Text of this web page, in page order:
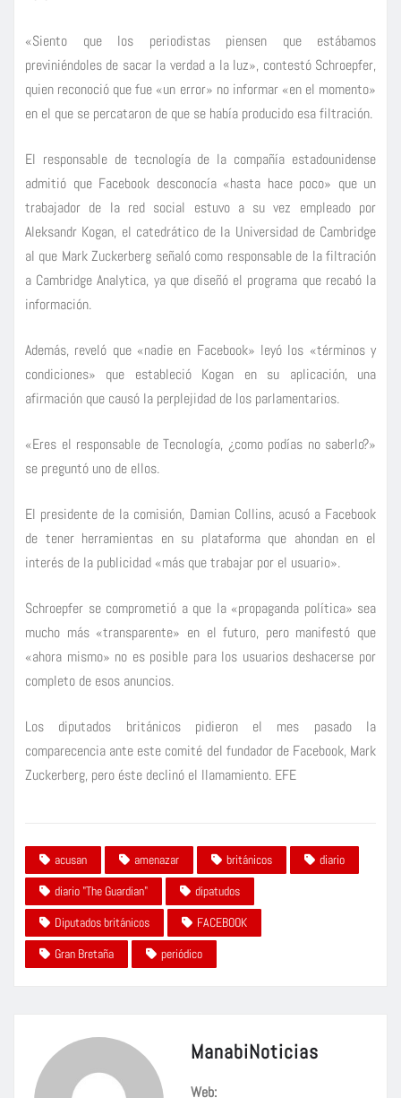
«Siento que los periodistas piensen que estábamos
previniéndoles de sacar la verdad a la luz», contestó Schroepfer,
quien reconoció que fue «un error» no informar «en el momento»
en el que se percataron de que se había producido esa filtración.
El responsable de tecnología de la compañía estadounidense
admitió que Facebook desconocía «hasta hace poco» que un
trabajador de la red social estuvo a su vez empleado por
Aleksandr Kogan, el catedrático de la Universidad de Cambridge
al que Mark Zuckerberg señaló como responsable de la filtración
a Cambridge Analytica, ya que diseñó el programa que recabó la
información.
Además, reveló que «nadie en Facebook» leyó los «términos y
condiciones» que estableció Kogan en su aplicación, una
afirmación que causó la perplejidad de los parlamentarios.
«Eres el responsable de Tecnología, ¿como podías no saberlo?»
se preguntó uno de ellos.
El presidente de la comisión, Damian Collins, acusó a Facebook
de tener herramientas en su plataforma que ahondan en el
interés de la publicidad «más que trabajar por el usuario».
Schroepfer se comprometió a que la «propaganda política» sea
mucho más «transparente» en el futuro, pero manifestó que
«ahora mismo» no es posible para los usuarios deshacerse por
completo de esos anuncios.
Los diputados británicos pidieron el mes pasado la
comparecencia ante este comité del fundador de Facebook, Mark
Zuckerberg, pero éste declinó el llamamiento. EFE
acusan amenazar británicos
diario
diario "The Guardian"
dipatudos
Diputados británicos
FACEBOOK
Gran Bretaña
periódico
ManabiNoticias
Web: